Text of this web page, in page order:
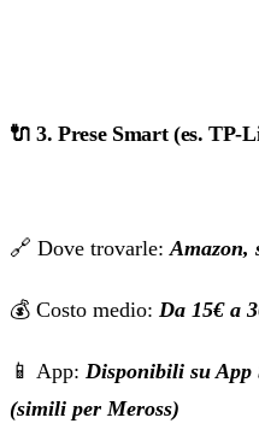
🔌 3. Prese Smart (es. TP-
🔗 Dove trovarle:Amazon,
💰 Costo medio: Da 15€ a
📱 App: Disponibili su App
(simili per Meross)